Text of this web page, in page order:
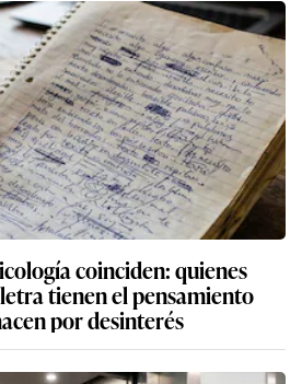
coinciden: quienes
tienen el pensamiento
por desinterés